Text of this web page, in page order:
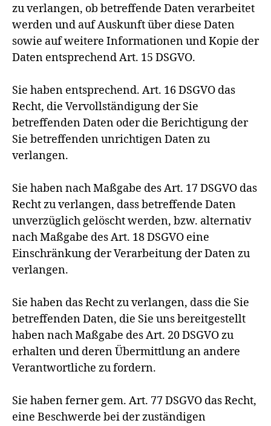
zu verlangen, ob betreffende Daten verarbeitet
werden und auf Auskunft über diese Daten
sowie auf weitere Informationen und Kopie der
Daten entsprechend Art. 15 DSGVO.
Sie haben entsprechend. Art. 16 DSGVO das
Recht, die Vervollständigung der Sie
betreffenden Daten oder die Berichtigung der
Sie betreffenden unrichtigen Daten zu
verlangen.
Sie haben nach Maßgabe des Art. 17 DSGVO das
Recht zu verlangen, dass betreffende Daten
unverzüglich gelöscht werden, bzw. alternativ
nach Maßgabe des Art. 18 DSGVO eine
Einschränkung der Verarbeitung der Daten zu
verlangen.
Sie haben das Recht zu verlangen, dass die Sie
betreffenden Daten, die Sie uns bereitgestellt
haben nach Maßgabe des Art. 20 DSGVO zu
erhalten und deren Übermittlung an andere
Verantwortliche zu fordern.
Sie haben ferner gem. Art. 77 DSGVO das Recht,
eine Beschwerde bei der zuständigen